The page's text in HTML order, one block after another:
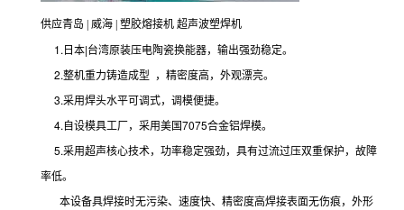
供应青岛 | 威海 | 塑胶熔接机 超声波塑焊机
1.日本|台湾原装压电陶瓷换能器，输出强劲稳定。
2.整机重力铸造成型 ，精密度高，外观漂亮。
3.采用焊头水平可调式，调模便捷。
4.自设模具工厂，采用美国7075合金铝焊模。
5.采用超声核心技术，功率稳定强劲，具有过流过压双重保护，故障
率低。
本设备具焊接时无污染、速度快、精密度高焊接表面无伤痕，外形